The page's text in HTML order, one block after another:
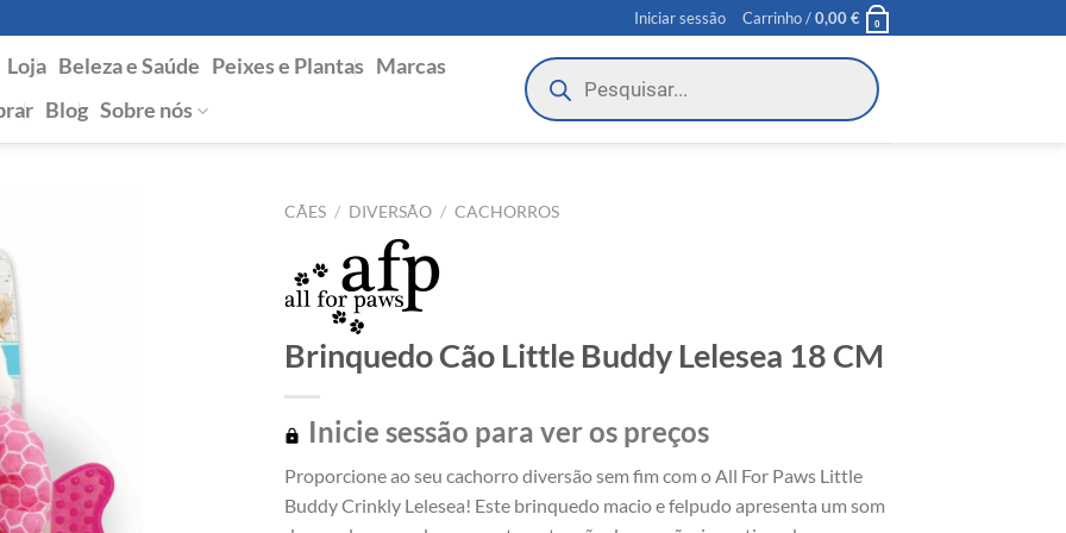
Iniciar sessão Carrinho /0,00€ 0
Loja Beleza e Saúde Peixes e Plantas Marcas
Blog Sobre nós
Products
search
CÃES / DIVERSÃO / CACHORROS
Brinquedo Cão Little Buddy Lelesea 18 CM
Inicie sessão para ver os preços
Proporcione ao seu cachorro diversão sem fim com o All For Paws Little
Buddy Crinkly Lelesea! Este brinquedo macio e felpudo apresenta um som